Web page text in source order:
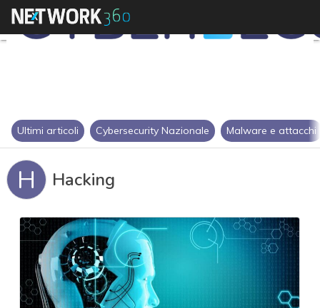
Ultimi articoli Cybersecurity Nazionale Malware e attacchi
H Hacking